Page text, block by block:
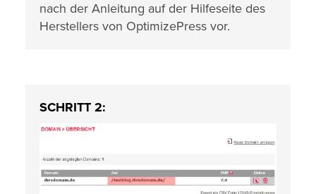
nach der Anleitung auf der Hilfeseite des
Herstellers von OptimizePress vor.
SCHRITT 2: